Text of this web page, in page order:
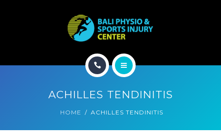
ACHILLES TENDINITIS
HOME ACHILLES TENDINITIS